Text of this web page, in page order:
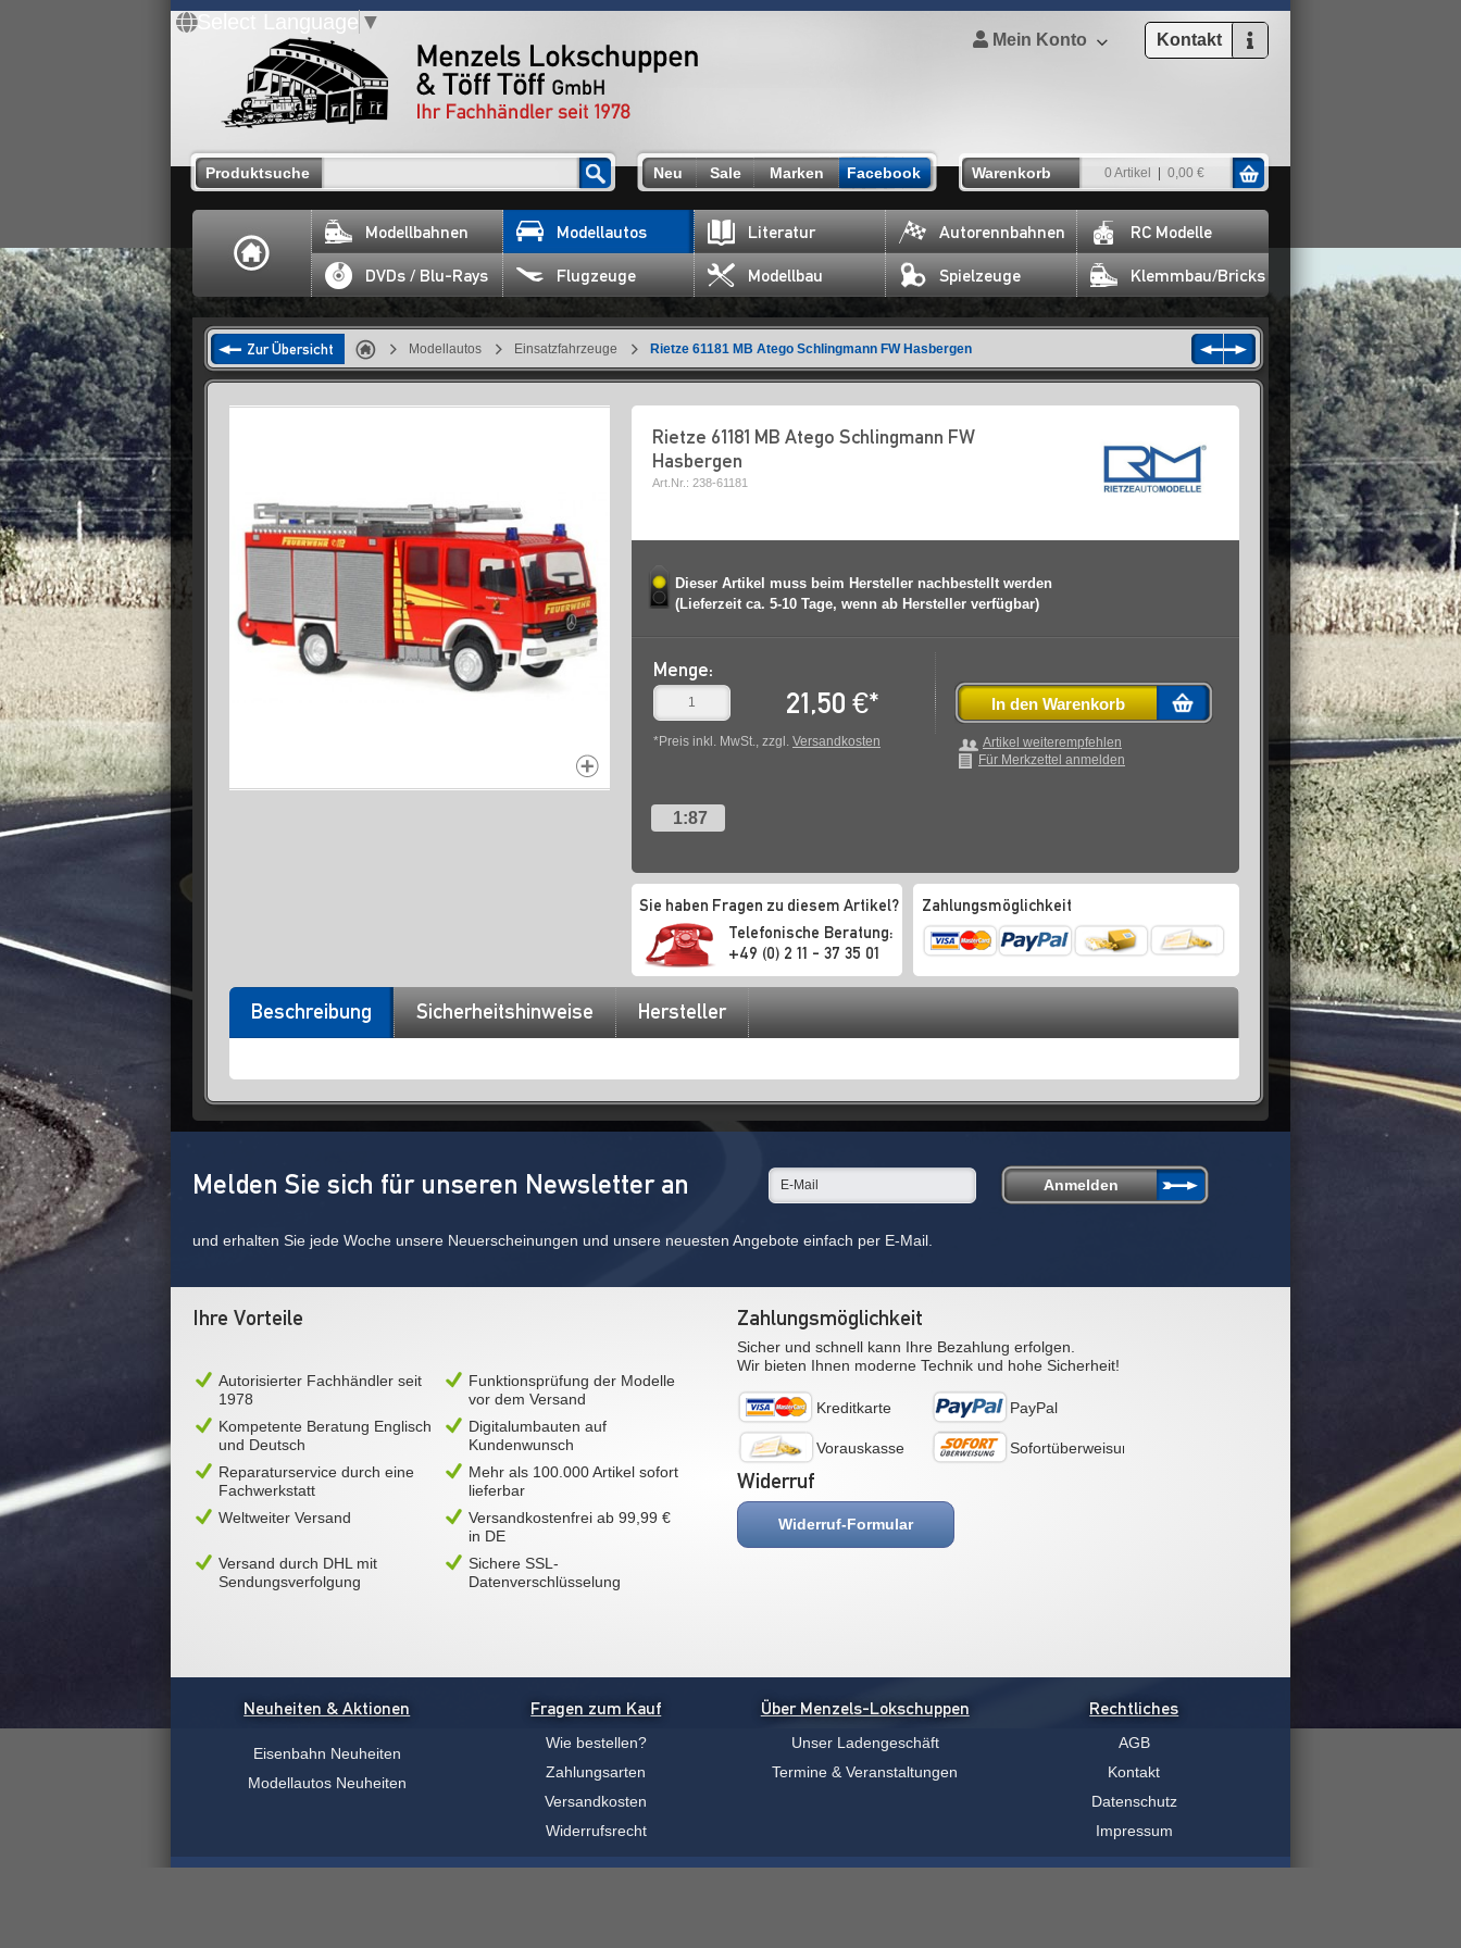
Select Language ▼
Mein Konto Kontakt
Produktsuche Neu Sale Marken Facebook Warenkorb 0 Artikel 0,00 €
Modellbahnen Modellautos Literatur Autorennbahnen RC Modelle
DVDs / Blu-Rays Flugzeuge Modellbau Spielzeuge Klemmbau/Bricks
Zur Übersicht Modellautos Einsatzfahrzeuge Rietze 61181 MB Atego Schlingmann FW Hasbergen
Rietze 61181 MB Atego Schlingmann FW
Hasbergen
Art.Nr.: 238-61181
Dieser Artikel muss beim Hersteller nachbestellt werden
(Lieferzeit ca. 5-10 Tage, wenn ab Hersteller verfügbar)
Menge:
21,50 €*
*Preis inkl. MwSt., zzgl. Versandkosten
In den Warenkorb
Artikel weiterempfehlen
Für Merkzettel anmelden
1:87
Sie haben Fragen zu diesem Artikel?
Telefonische Beratung:
+49 (0) 2 11 - 37 35 01
Zahlungsmöglichkeit
Beschreibung Sicherheitshinweise Hersteller
Melden Sie sich für unseren Newsletter an
und erhalten Sie jede Woche unsere Neuerscheinungen und unsere neuesten Angebote einfach per E-Mail.
Ihre Vorteile
Autorisierter Fachhändler seit
1978
Funktionsprüfung der Modelle
vor dem Versand
Kompetente Beratung Englisch
und Deutsch
Digitalumbauten auf
Kundenwunsch
Reparaturservice durch eine
Fachwerkstatt
Mehr als 100.000 Artikel sofort
lieferbar
Weltweiter Versand
Versandkostenfrei ab 99,99 €
in DE
Versand durch DHL mit
Sendungsverfolgung
Sichere SSL-
Datenverschlüsselung
Zahlungsmöglichkeit
Sicher und schnell kann Ihre Bezahlung erfolgen.
Wir bieten Ihnen moderne Technik und hohe Sicherheit!
Kreditkarte PayPal
Vorauskasse Sofortüberweisung
Widerruf
Widerruf-Formular
Neuheiten & Aktionen
Eisenbahn Neuheiten
Modellautos Neuheiten
Fragen zum Kauf
Wie bestellen?
Zahlungsarten
Versandkosten
Widerrufsrecht
Über Menzels-Lokschuppen
Unser Ladengeschäft
Termine & Veranstaltungen
Rechtliches
AGB
Kontakt
Datenschutz
Impressum